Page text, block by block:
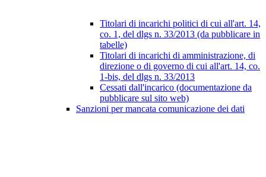
Titolari di incarichi politici di cui all'art. 14,
co. 1, del dlgs n. 33/2013 (da pubblicare in
tabelle)
Titolari di incarichi di amministrazione, di
direzione o di governo di cui all'art. 14, co.
1-bis, del dlgs n. 33/2013
Cessati dall'incarico (documentazione da
pubblicare sul sito web)
Sanzioni per mancata comunicazione dei dati